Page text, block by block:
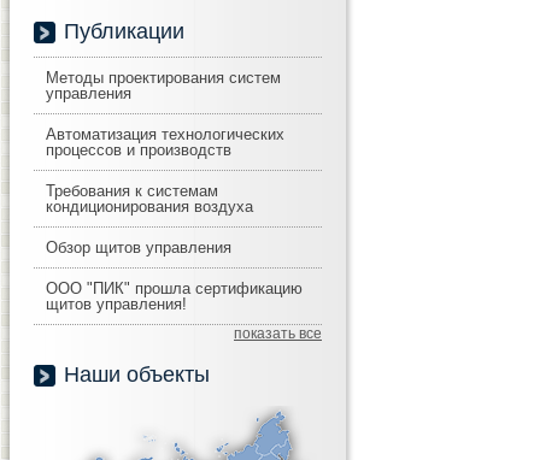
Публикации
Методы проектирования систем
управления
Автоматизация технологических
процессов и производств
Требования к системам
кондиционирования воздуха
Обзор щитов управления
ООО "ПИК" прошла сертификацию
щитов управления!
показать все
Наши объекты